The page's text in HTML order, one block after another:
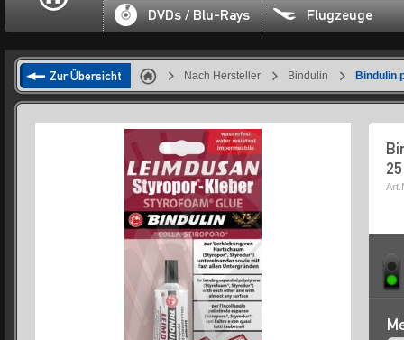
DVDs / Blu-Rays Flugzeuge
Zur Übersicht Nach Hersteller Bindulin Bindulin